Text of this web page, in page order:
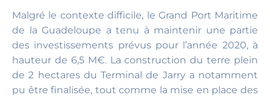
Malgré le contexte difficile, le Grand Port Maritime
de la Guadeloupe a tenu à maintenir une partie
des investissements prévus pour l’année 2020, à
hauteur de 6,5 M€. La construction du terre plein
de 2 hectares du Terminal de Jarry a notamment
pu être finalisée, tout comme la mise en place des